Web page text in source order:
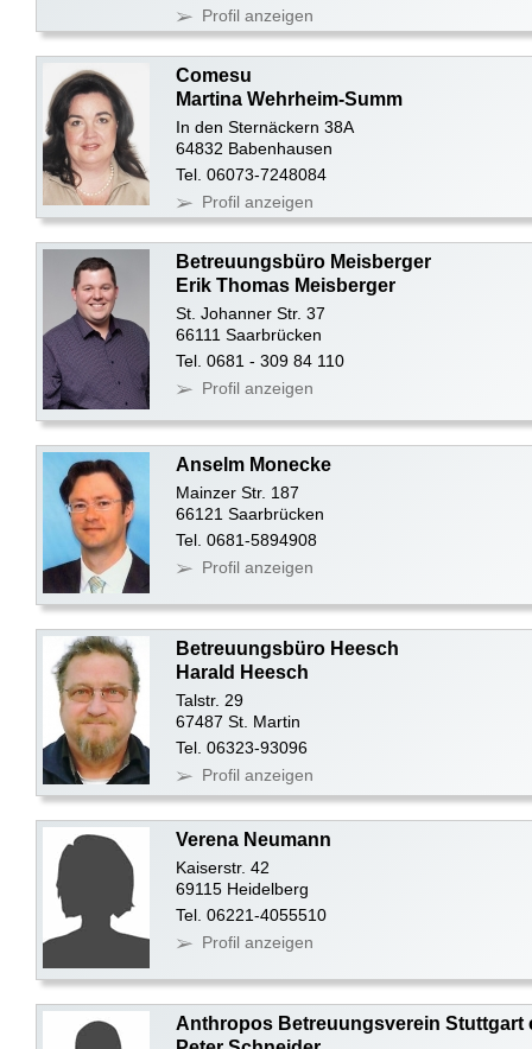
Profil anzeigen
Comesu
Martina Wehrheim-Summ
In den Sternäckern 38A
64832 Babenhausen
Tel. 06073-7248084
Profil anzeigen
Betreuungsbüro Meisberger
Erik Thomas Meisberger
St. Johanner Str. 37
66111 Saarbrücken
Tel. 0681 - 309 84 110
Profil anzeigen
Anselm Monecke
Mainzer Str. 187
66121 Saarbrücken
Tel. 0681-5894908
Profil anzeigen
Betreuungsbüro Heesch
Harald Heesch
Talstr. 29
67487 St. Martin
Tel. 06323-93096
Profil anzeigen
Verena Neumann
Kaiserstr. 42
69115 Heidelberg
Tel. 06221-4055510
Profil anzeigen
Anthropos Betreuungsverein Stuttgart